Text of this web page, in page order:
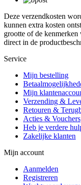
Deze verzendkosten
kunnen extra kosten
grootte of de
direct in de
Service
Mijn bestelling
Mijn
Verzending &
Retouren &
Acties & Vouchers
Heb je verdere
Zakelijke klanten
Mijn account
Aanmelden
Registreren